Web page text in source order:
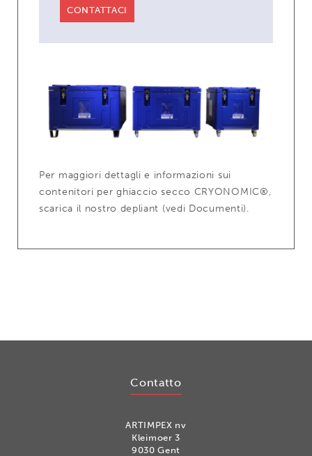
CONTATTACI
Per maggiori dettagli e informazioni sui
contenitori per ghiaccio secco CRYONOMIC®,
scarica il nostro depliant (vedi Documenti).
Contatto
ARTIMPEX nv
Kleimoer 3
9030 Gent